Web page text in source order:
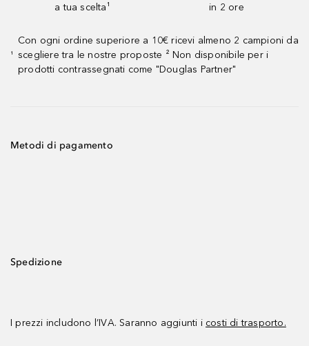
a tua scelta¹
in 2 ore
¹
Con ogni ordine superiore a 10€ ricevi almeno 2 campioni da
scegliere tra le nostre proposte ² Non disponibile per i
prodotti contrassegnati come "Douglas Partner"
Metodi di pagamento
Spedizione
I prezzi includono l’IVA. Saranno aggiunti i costi di trasporto.